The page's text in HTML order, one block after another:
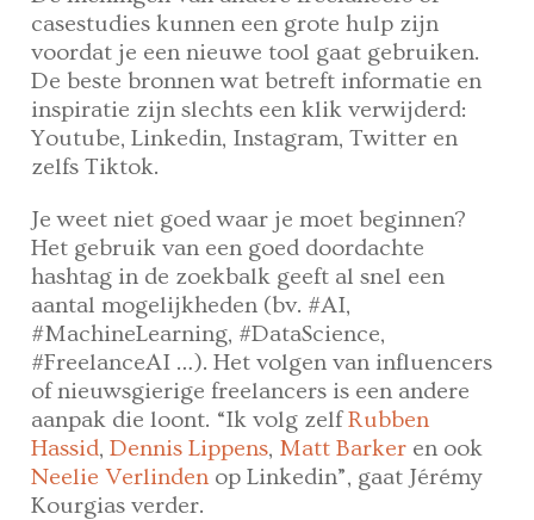
casestudies kunnen een grote hulp zijn
voordat je een nieuwe tool gaat gebruiken.
De beste bronnen wat betreft informatie en
inspiratie zijn slechts een klik verwijderd:
Youtube, Linkedin, Instagram, Twitter en
zelfs Tiktok.
Je weet niet goed waar je moet beginnen?
Het gebruik van een goed doordachte
hashtag in de zoekbalk geeft al snel een
aantal mogelijkheden (bv. #AI,
#MachineLearning, #DataScience,
#FreelanceAI …). Het volgen van influencers
of nieuwsgierige freelancers is een andere
aanpak die loont. “Ik volg zelfRubben
Hassid,Dennis Lippens, Matt Barker en ook
Neelie Verlinden op Linkedin”, gaat Jérémy
Kourgias verder.